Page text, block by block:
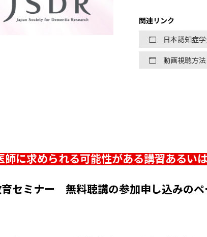
関連リンク
日本認知症学
動画視聴方法
師に求められる可能性がある講習あるい
セミナー 無料聴講の参加申し込みのペ